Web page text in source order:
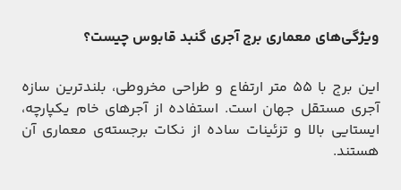
ویژگی‌های معماری برج آجری گنبد قابوس چیست؟
این برج با ۵۵ متر ارتفاع و طراحی مخروطی، بلندترین سازه
آجری مستقل جهان است. استفاده از آجرهای خام یکپارچه،
ایستایی بالا و تزئینات ساده از نکات برجسته‌ی معماری آن
هستند.